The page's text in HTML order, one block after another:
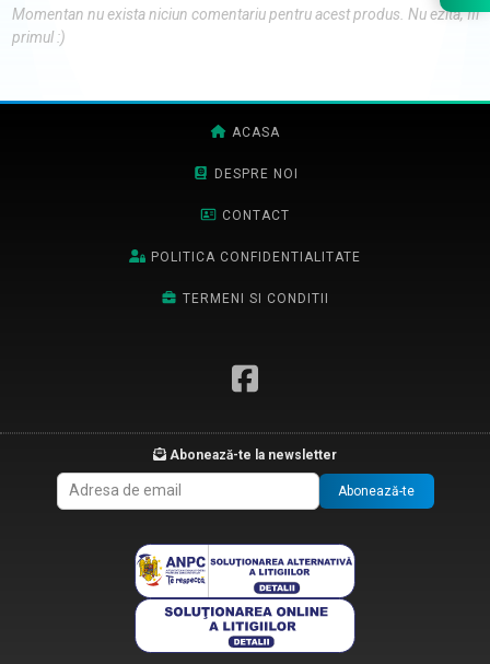
Momentan nu exista niciun comentariu pentru acest produs. Nu ezita, fii
primul :)
ACASA
DESPRE NOI
CONTACT
POLITICA CONFIDENTIALITATE
TERMENI SI CONDITII
Abonează-te la newsletter
Abonează-te